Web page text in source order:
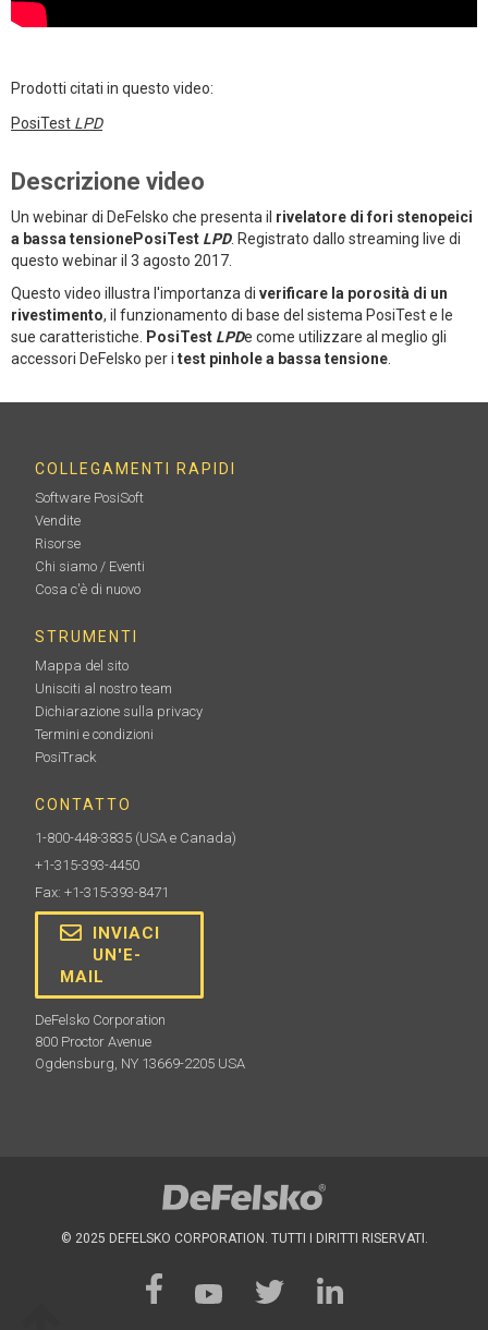
Prodotti citati in questo video:
PosiTest LPD
Descrizione video
Un webinar di DeFelsko che presenta il rivelatore di fori stenopeici
a bassa tensionePosiTest LPD. Registrato dallo streaming live di
questo webinar il 3 agosto 2017.
Questo video illustra l'importanza di verificare la porosità di un
rivestimento, il funzionamento di base del sistema PosiTest e le
sue caratteristiche. PosiTest LPDe come utilizzare al meglio gli
accessori DeFelsko per i test pinhole a bassa tensione
COLLEGAMENTI RAPIDI
Software PosiSoft
Vendite
Risorse
Chi siamo / Eventi
Cosa c'è di nuovo
STRUMENTI
Mappa del sito
Unisciti al nostro team
Dichiarazione sulla privacy
Termini e condizioni
PosiTrack
CONTATTO
1-800-448-3835 (USA e Canada)
+1-315-393-4450
Fax: +1-315-393-8471
INVIACI
UN'E-
MAIL
DeFelsko Corporation
800 Proctor Avenue
Ogdensburg, NY 13669-2205 USA
© 2025 DEFELSKO CORPORATION. TUTTI I DIRITTI RISERVATI.